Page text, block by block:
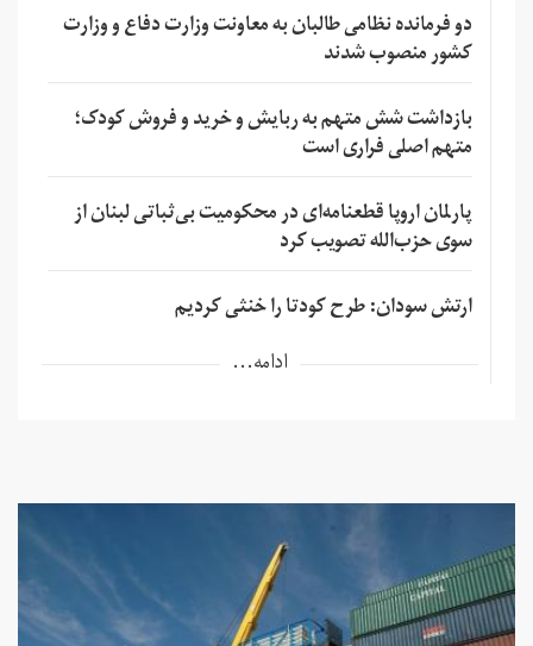
دو فرمانده نظامی طالبان به معاونت وزارت دفاع و وزارت
کشور منصوب شدند
بازداشت شش متهم به ربایش و خرید و فروش کودک؛
متهم اصلی فراری است
پارلمان اروپا قطعنامه‌ای در محکومیت بی‌ثباتی لبنان از
سوی حزب‌الله تصویب کرد
ارتش سودان: طرح کودتا را خنثی کردیم
ادامه...